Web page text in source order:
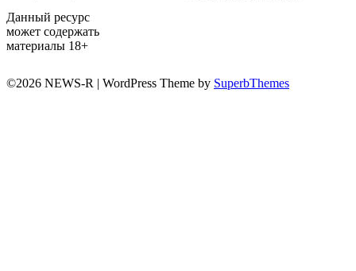
Данный ресурс
может содержать
материалы 18+
©2026 NEWS-R | WordPress Theme by SuperbThemes